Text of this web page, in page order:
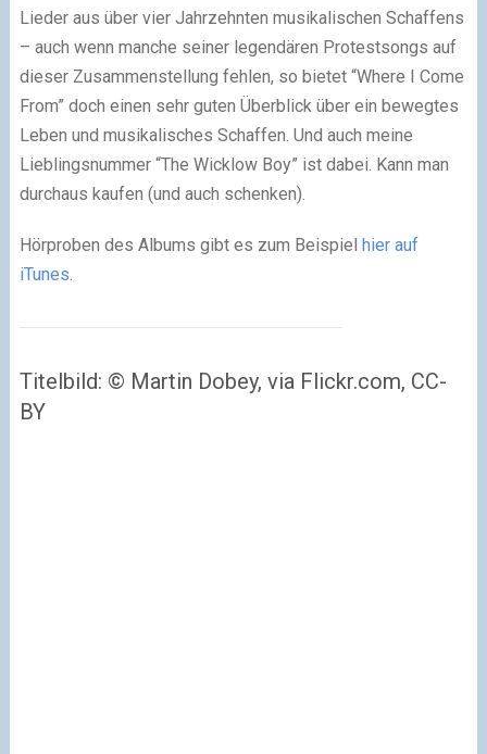
Lieder aus über vier Jahrzehnten musikalischen Schaffens
– auch wenn manche seiner legendären Protestsongs auf
dieser Zusammenstellung fehlen, so bietet “Where I Come
From” doch einen sehr guten Überblick über ein bewegtes
Leben und musikalisches Schaffen. Und auch meine
Lieblingsnummer “The Wicklow Boy” ist dabei. Kann man
durchaus kaufen (und auch schenken).
Hörproben des Albums gibt es zum Beispiel hier auf
iTunes.
Titelbild: © Martin Dobey, via Flickr.com, CC-
BY